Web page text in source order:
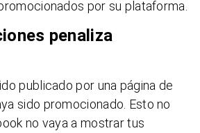
por su plataforma.
penaliza
publicado por una página de
sido promocionado. Esto no
no vaya a mostrar tus